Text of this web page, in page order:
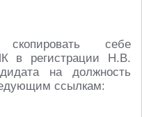
себе
в регистрации Н.В.
на должность
ссылкам: